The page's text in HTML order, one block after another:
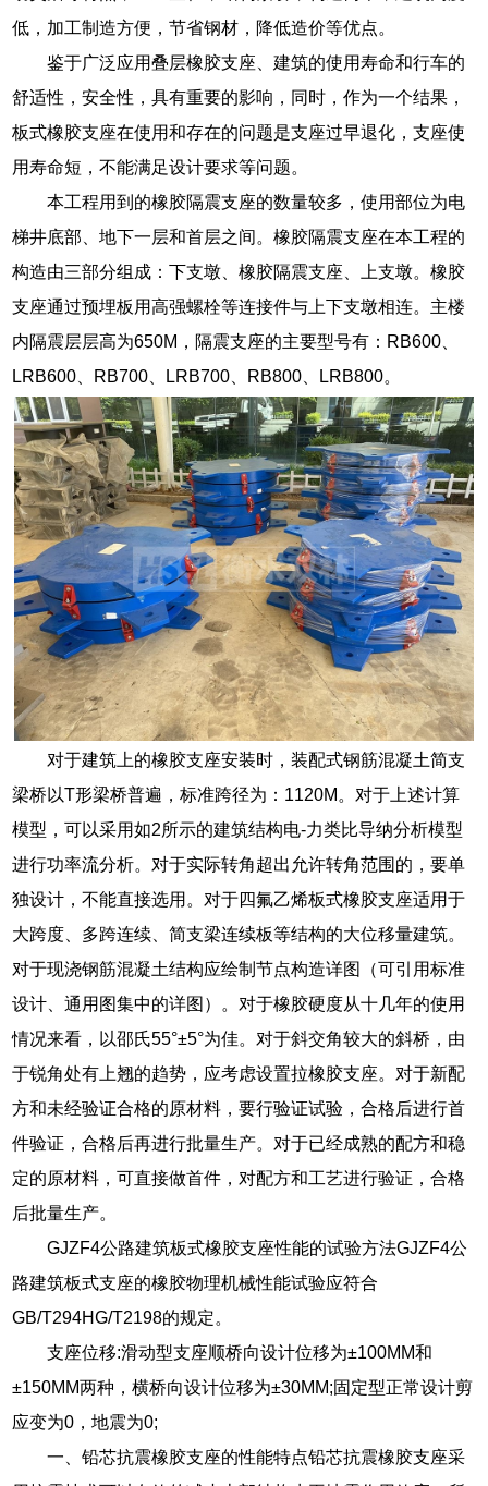
低，加工制造方便，节省钢材，降低造价等优点。
鉴于广泛应用叠层橡胶支座、建筑的使用寿命和行车的
舒适性，安全性，具有重要的影响，同时，作为一个结果，
板式橡胶支座在使用和存在的问题是支座过早退化，支座使
用寿命短，不能满足设计要求等问题。
本工程用到的橡胶隔震支座的数量较多，使用部位为电
梯井底部、地下一层和首层之间。橡胶隔震支座在本工程的
构造由三部分组成：下支墩、橡胶隔震支座、上支墩。橡胶
支座通过预埋板用高强螺栓等连接件与上下支墩相连。主楼
内隔震层层高为650M，隔震支座的主要型号有：RB600、
LRB600、RB700、LRB700、RB800、LRB800。
对于建筑上的橡胶支座安装时，装配式钢筋混凝土简支
梁桥以T形梁桥普遍，标准跨径为：1120M。对于上述计算
模型，可以采用如2所示的建筑结构电-力类比导纳分析模型
进行功率流分析。对于实际转角超出允许转角范围的，要单
独设计，不能直接选用。对于四氟乙烯板式橡胶支座适用于
大跨度、多跨连续、简支梁连续板等结构的大位移量建筑。
对于现浇钢筋混凝土结构应绘制节点构造详图（可引用标准
设计、通用图集中的详图）。对于橡胶硬度从十几年的使用
情况来看，以邵氏55°±5°为佳。对于斜交角较大的斜桥，由
于锐角处有上翘的趋势，应考虑设置拉橡胶支座。对于新配
方和未经验证合格的原材料，要行验证试验，合格后进行首
件验证，合格后再进行批量生产。对于已经成熟的配方和稳
定的原材料，可直接做首件，对配方和工艺进行验证，合格
后批量生产。
GJZF4公路建筑板式橡胶支座性能的试验方法GJZF4公
路建筑板式支座的橡胶物理机械性能试验应符合
GB/T294HG/T2198的规定。
支座位移:滑动型支座顺桥向设计位移为±100MM和
±150MM两种，横桥向设计位移为±30MM;固定型正常设计剪
应变为0，地震为0;
一、铅芯抗震橡胶支座的性能特点铅芯抗震橡胶支座采